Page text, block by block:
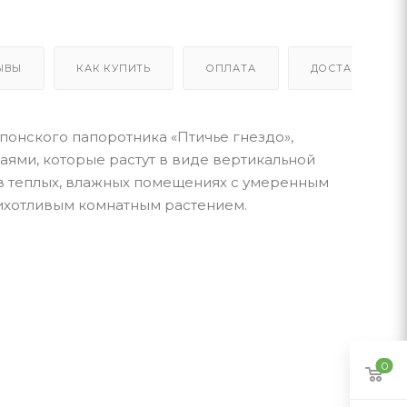
КАК КУПИТЬ ОПЛАТА ДОСТАВКА
папоротника «Птичье гнездо»,
которые растут в виде вертикальной
теплых, влажных помещениях с умеренным
комнатным растением.
0